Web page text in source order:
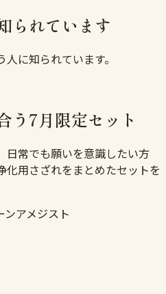
られています
に知られています。
う7月限定セット
日常でも願いを意識したい方
化用さざれをまとめたセットを
ンアメジスト